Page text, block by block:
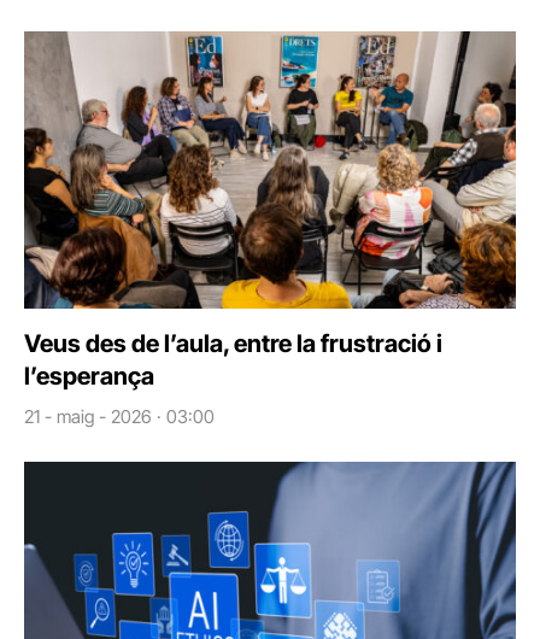
Veus des de l’aula, entre la frustració i
l’esperança
21 - maig - 2026 · 03:00